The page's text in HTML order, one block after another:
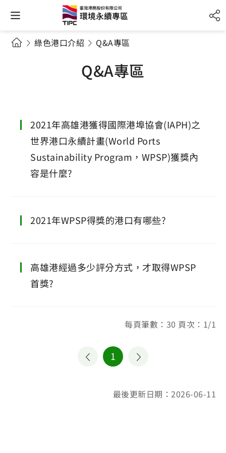
綠色港口介紹 Q&A專區
Q&A專區
2021年高雄港獲得國際港埠協會(IAPH)之
世界港口永續計畫(World Ports
Sustainability Program，WPSP)獲獎內
容是什麼?
2021年WPSP得獎的港口有哪些?
高雄港經過多少評分方式，才取得WPSP
首獎?
每頁筆數：30 頁次：1/1
1
最後更新日期：2026-06-11